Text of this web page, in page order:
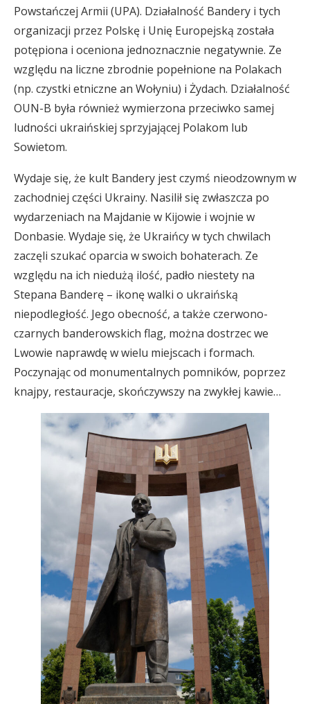
Powstańczej Armii (UPA). Działalność Bandery i tych
organizacji przez Polskę i Unię Europejską została
potępiona i oceniona jednoznacznie negatywnie. Ze
względu na liczne zbrodnie popełnione na Polakach
(np. czystki etniczne an Wołyniu) i Żydach. Działalność
OUN-B była również wymierzona przeciwko samej
ludności ukraińskiej sprzyjającej Polakom lub
Sowietom.
Wydaje się, że kult Bandery jest czymś nieodzownym w
zachodniej części Ukrainy. Nasilił się zwłaszcza po
wydarzeniach na Majdanie w Kijowie i wojnie w
Donbasie. Wydaje się, że Ukraińcy w tych chwilach
zaczęli szukać oparcia w swoich bohaterach. Ze
względu na ich niedużą ilość, padło niestety na
Stepana Banderę – ikonę walki o ukraińską
niepodległość. Jego obecność, a także czerwono-
czarnych banderowskich flag, można dostrzec we
Lwowie naprawdę w wielu miejscach i formach.
Poczynając od monumentalnych pomników, poprzez
knajpy, restauracje, skończywszy na zwykłej kawie…